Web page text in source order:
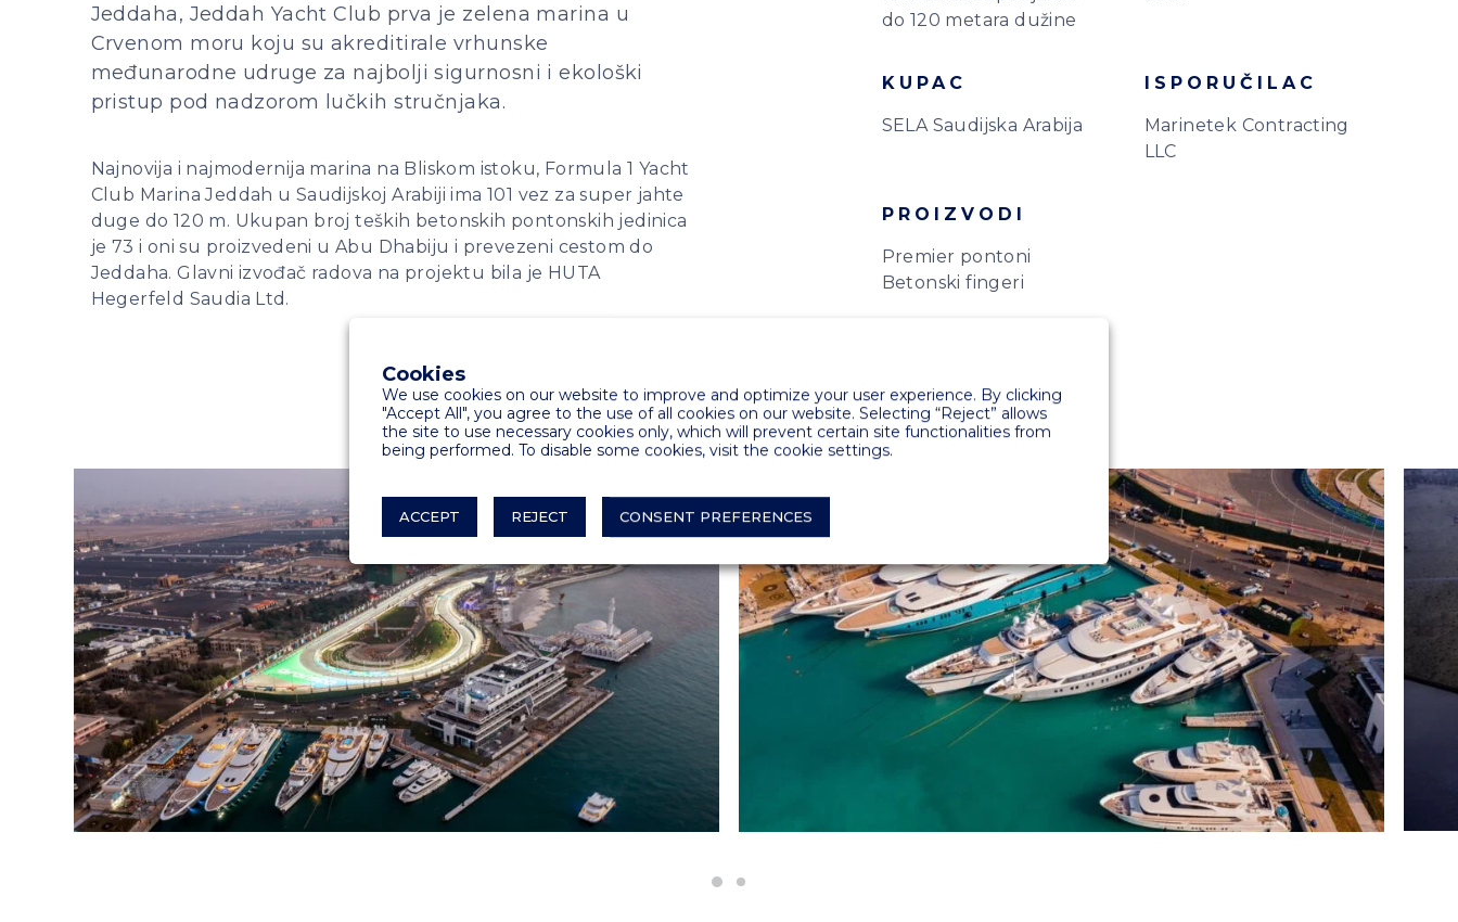
Jeddaha, Jeddah Yacht Club prva je zelena marina u
Crvenom moru koju su akreditirale vrhunske
međunarodne udruge za najbolji sigurnosni i ekološki
pristup pod nadzorom lučkih stručnjaka.
Najnovija i najmodernija marina na Bliskom istoku, Formula 1 Yacht
Club Marina Jeddah u Saudijskoj Arabiji ima 101 vez za super jahte
duge do 120 m. Ukupan broj teških betonskih pontonskih jedinica
je 73 i oni su proizvedeni u Abu Dhabiju i prevezeni cestom do
Jeddaha. Glavni izvođač radova na projektu bila je HUTA
Hegerfeld Saudia Ltd.
do 120 metara dužine
KUPAC
SELA Saudijska Arabija
ISPORUČILAC
Marinetek Contracting
LLC
PROIZVODI
Premier pontoni
Betonski fingeri
Cookies
We use cookies on our website to improve and optimize your user experience. By clicking
"Accept All", you agree to the use of all cookies on our website. Selecting “Reject” allows
the site to use necessary cookies only, which will prevent certain site functionalities from
being performed. To disable some cookies, visit the cookie settings.
ACCEPT REJECT CONSENT PREFERENCES